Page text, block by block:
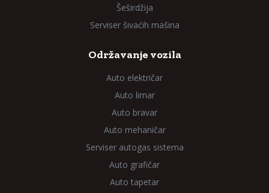
Šeširdžija
Serviser šivaćih mašina
Održavanje vozila
Auto električar
Auto limar
Auto bravar
Auto mehaničar
Serviser autogas sistema
Auto grafičar
Auto tapetar